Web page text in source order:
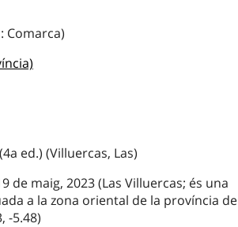
Comarca)
ed.) (Villuercas, Las)
de maig, 2023 (Las Villuercas; és una
a la zona oriental de la província de
-5.48)